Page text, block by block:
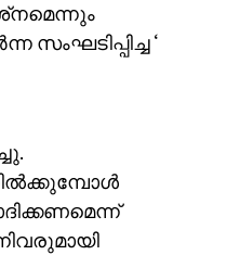
സംഘടിപ്പിച്ച ‘